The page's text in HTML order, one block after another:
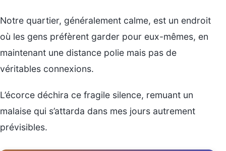
Notre quartier, généralement calme, est un endroit
où les gens préfèrent garder pour eux-mêmes, en
maintenant une distance polie mais pas de
véritables connexions.
L’écorce déchira ce fragile silence, remuant un
malaise qui s’attarda dans mes jours autrement
prévisibles.